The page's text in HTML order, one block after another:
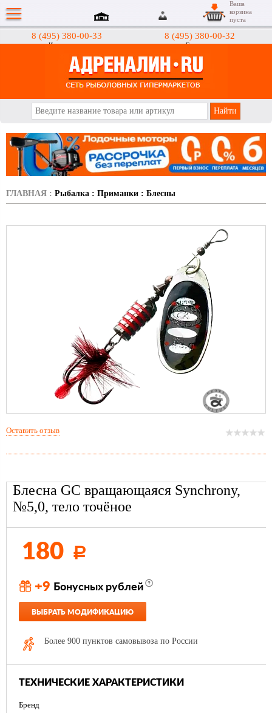
8 (495) 380-00-33
Интернет-магазин
8 (495) 380-00-32
Гипермаркеты
Ваша
корзина
пуста
ГЛАВНАЯ : Рыбалка : Приманки : Блесны
Блесна GC вращающаяся Synchrony,
№5,0, тело точёное
180 Р
+9 Бонусных рублей
ВЫБРАТЬ МОДИФИКАЦИЮ
Более 900 пунктов самовывоза по России
ТЕХНИЧЕСКИЕ ХАРАКТЕРИСТИКИ
Бренд
Оставить отзыв